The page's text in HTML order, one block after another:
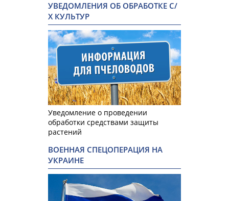
УВЕДОМЛЕНИЯ ОБ ОБРАБОТКЕ С/
Х КУЛЬТУР
Уведомление о проведении
обработки средствами защиты
растений
ВОЕННАЯ СПЕЦОПЕРАЦИЯ НА
УКРАИНЕ